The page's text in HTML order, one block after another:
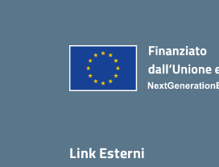
Link Esterni